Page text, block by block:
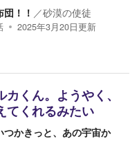
！！ ／砂漠の使徒
2025年3月20日更新
くん。ようやく、
てくれるみたい
かきっと、あの宇宙か